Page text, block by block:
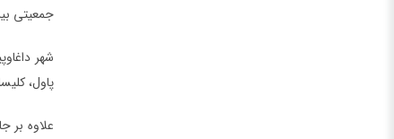
جمعیتی بیش از 90 هزار نفر، دومین شهر بزرگ لتونی به شمار می‌آید. داغاوپیلس تاریخی طولانی
شهر
پاول،
علاوه بر